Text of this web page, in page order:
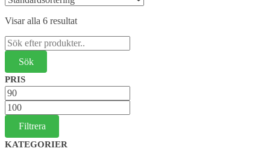
Visar alla 6 resultat
Sök
efter:
PRIS
Min
pris
Max
pris
Filtrera
KATEGORIER